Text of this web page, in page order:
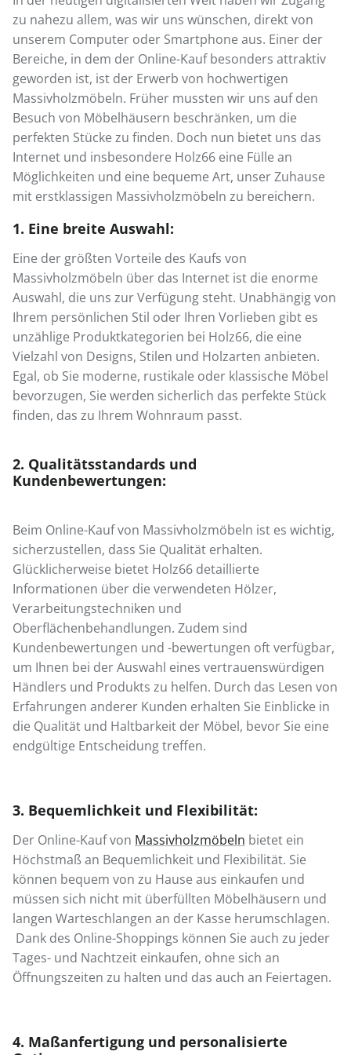
Esszimmerstühle, die
Generationen halten...
... und an Tischen
Entspannen... ... sich einfach fallen
Vom Schreibtisch... ... über das Stehpult...
Schlafen... ...Anziehen...
zu nahezu allem, was wir uns wünschen, direkt von
unserem Computer oder Smartphone aus. Einer der
Bereiche, in dem der Online-Kauf besonders attraktiv
geworden ist, ist der Erwerb von hochwertigen
Massivholzmöbeln. Früher mussten wir uns auf den
Besuch von Möbelhäusern beschränken, um die
perfekten Stücke zu finden. Doch nun bietet uns das
Internet und insbesondere Holz66 eine Fülle an
Möglichkeiten und eine bequeme Art, unser Zuhause
mit erstklassigen Massivholzmöbeln zu bereichern.
1. Eine breite Auswahl:
Eine der größten Vorteile des Kaufs von
Massivholzmöbeln über das Internet ist die enorme
Auswahl, die uns zur Verfügung steht. Unabhängig von
Ihrem persönlichen Stil oder Ihren Vorlieben gibt es
unzählige Produktkategorien bei Holz66, die eine
Vielzahl von Designs, Stilen und Holzarten anbieten.
Egal, ob Sie moderne, rustikale oder klassische Möbel
bevorzugen, Sie werden sicherlich das perfekte Stück
finden, das zu Ihrem Wohnraum passt.
2. Qualitätsstandards und
Kundenbewertungen:
Beim Online-Kauf von Massivholzmöbeln ist es wichtig,
sicherzustellen, dass Sie Qualität erhalten.
Glücklicherweise bietet Holz66 detaillierte
Informationen über die verwendeten Hölzer,
Verarbeitungstechniken und
Oberflächenbehandlungen. Zudem sind
Kundenbewertungen und -bewertungen oft verfügbar,
um Ihnen bei der Auswahl eines vertrauenswürdigen
Händlers und Produkts zu helfen. Durch das Lesen von
Erfahrungen anderer Kunden erhalten Sie Einblicke in
die Qualität und Haltbarkeit der Möbel, bevor Sie eine
endgültige Entscheidung treffen.
3. Bequemlichkeit und Flexibilität:
Der Online-Kauf von Massivholzmöbeln bietet ein
Höchstmaß an Bequemlichkeit und Flexibilität. Sie
können bequem von zu Hause aus einkaufen und
müssen sich nicht mit überfüllten Möbelhäusern und
langen Warteschlangen an der Kasse herumschlagen.
Dank des Online-Shoppings können Sie auch zu jeder
Tages- und Nachtzeit einkaufen, ohne sich an
Öffnungszeiten zu halten und das auch an Feiertagen.
4. Maßanfertigung und personalisierte